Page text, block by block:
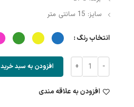
سایز: 15 سانتی متر
انتخاب رنگ
افزودن به سبد خرید
افزودن به علاقه مندی